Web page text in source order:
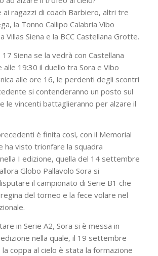
ragazzi di coach Barbiero, altri tre
la Tonno Callipo Calabria Vibo
Villas Siena e la BCC Castellana Grotte.
Siena se la vedrà con Castellana
19:30 il duello tra Sora e Vibo
alle ore 16, le perdenti degli scontri
si contenderanno un posto sul
le vincenti battaglieranno per alzare il
è finita così, con il Memorial
ha visto trionfare la squadra
I edizione, quella del 14 settembre
Globo Pallavolo Sora si
il campionato di Serie B1 che
del torneo e la fece volare nel
in Serie A2, Sora si è messa in
nella quale, il 19 settembre
coppa al cielo è stata la formazione